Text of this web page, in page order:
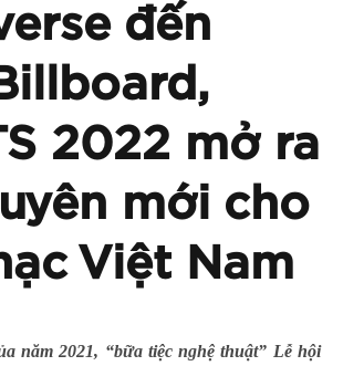
đến
2022 mở ra
mới cho
Việt Nam
năm 2021, “bữa tiệc nghệ thuật” Lễ hội